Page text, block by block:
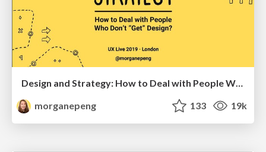
Design and Strategy: How to Deal with People Who Don’t "Get" Design
morganepeng
133 19k